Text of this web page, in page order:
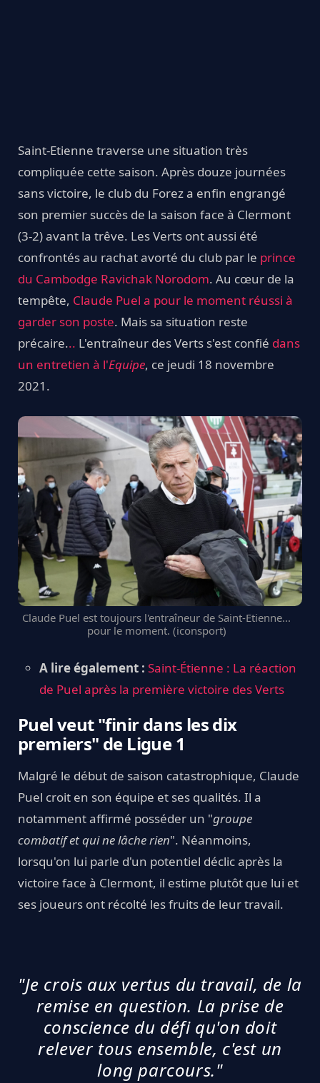
Saint-Etienne traverse une situation très
compliquée cette saison. Après douze journées
sans victoire, le club du Forez a enfin engrangé
son premier succès de la saison face à Clermont
(3-2) avant la trêve. Les Verts ont aussi été
confrontés au rachat avorté du club par le prince
du Cambodge Ravichak Norodom. Au cœur de la
tempête, Claude Puel a pour le moment réussi à
garder son poste. Mais sa situation reste
précaire... L'entraîneur des Verts s'est confié dans
un entretien à l'Equipe, ce jeudi 18 novembre
2021.
Claude Puel est toujours l'entraîneur de Saint-Etienne...
pour le moment. (iconsport)
A lire également : Saint-Étienne : La réaction
de Puel après la première victoire des Verts
Puel veut "finir dans les dix
premiers" de Ligue 1
Malgré le début de saison catastrophique, Claude
Puel croit en son équipe et ses qualités. Il a
notamment affirmé posséder un "groupe
combatif et qui ne lâche rien". Néanmoins,
lorsqu'on lui parle d'un potentiel déclic après la
victoire face à Clermont, il estime plutôt que lui et
ses joueurs ont récolté les fruits de leur travail.
"Je crois aux vertus du travail, de la
remise en question. La prise de
conscience du défi qu'on doit
relever tous ensemble, c'est un
long parcours."